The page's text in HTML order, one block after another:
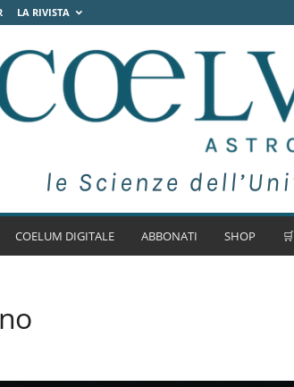
LA RIVISTA
COELUM DIGITALE ABBONATI SHOP 🛒